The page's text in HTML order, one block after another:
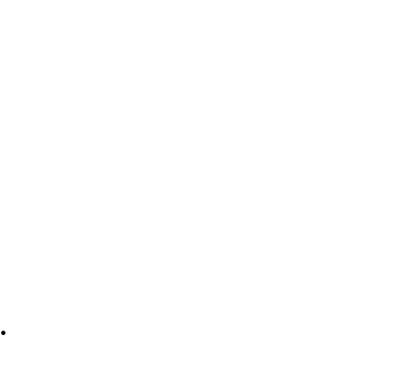
یک آیتم در سبد خرید شما وجود دارد.